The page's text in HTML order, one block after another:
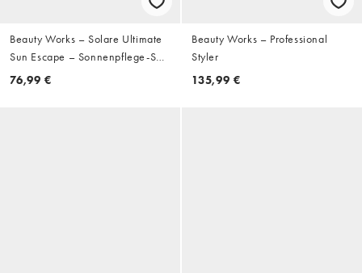
Beauty Works – Solare Ultimate
Sun Escape – Sonnenpflege-Set
(spare 43%)
76,99 €
Beauty Works – Professional
Styler
135,99 €